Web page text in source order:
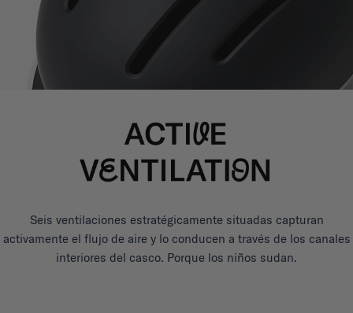
Seis ventilaciones estratégicamente situadas capturan
activamente el flujo de aire y lo conducen a través de los canales
interiores del casco. Porque los niños sudan.